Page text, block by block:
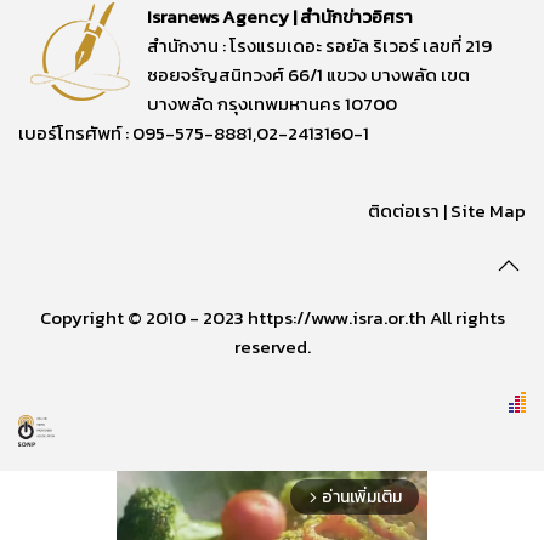
Isranews Agency | สำนักข่าวอิศรา
สำนักงาน : โรงแรมเดอะ รอยัล ริเวอร์ เลขที่ 219
ซอยจรัญสนิทวงศ์ 66/1 แขวง บางพลัด เขต
บางพลัด กรุงเทพมหานคร 10700
เบอร์โทรศัพท์ : 095-575-8881,02-2413160-1
ติดต่อเรา |Site Map
Copyright © 2010 - 2023 https://www.isra.or.th All rights
reserved.
arrow_forward_ios อ่านเพิ่มเติม